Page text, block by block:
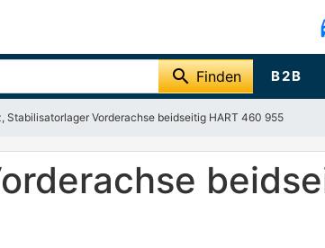
search Finden B2B
Stabilisatorlager Vorderachse beidseitig HART 460 955